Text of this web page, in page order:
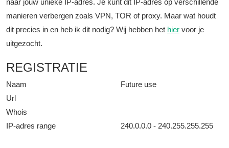
naar jouw unieke IP-adres. Je kunt dit IP-adres op verschillende
manieren verbergen zoals VPN, TOR of proxy. Maar wat houdt
dit precies in en heb ik dit nodig? Wij hebben het hier voor je
uitgezocht.
REGISTRATIE
Naam
Future use
Url
Whois
IP-adres range
240.0.0.0 - 240.255.255.255